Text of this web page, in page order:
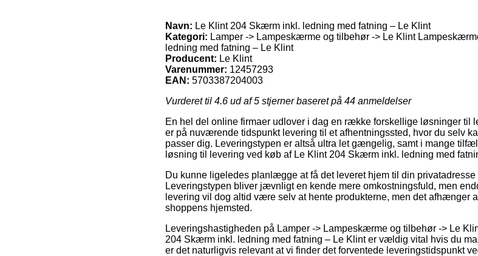
Navn: Le Klint 204 Skærm inkl. ledning med fatning – Le Klint
Kategori: Lamper -> Lampeskærme og tilbehør -> Le Klint
ledning med fatning – Le Klint
Producent: Le Klint
Varenummer: 12457293
EAN: 5703387204003
Vurderet til 4.6 ud af 5 stjerner baseret på 44 anmeldelser
En hel del online firmaer udlover i dag en række forskellige løsninger til
er på nuværende tidspunkt levering til et afhentningssted, hvor du selv
passer dig. Leveringstypen er altså ultra let gængelig, samt i mange
løsning til levering ved køb af Le Klint 204 Skærm inkl. ledning med
Du kunne ligeledes planlægge at få det leveret hjem til din
Leveringstypen bliver jævnligt en kende mere omkostningsfuld, men
levering vil dog altid være selv at hente produkterne, men det afhænger
shoppens hjemsted.
Leveringshastigheden på Lamper -> Lampeskærme og tilbehør -> Le
204 Skærm inkl. ledning med fatning – Le Klint er vældig vital hvis du
er det naturligvis relevant at vi finder det forventede leveringstidspunkt